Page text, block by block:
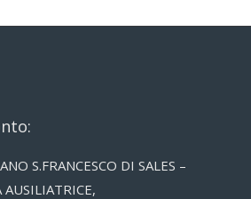
S.FRANCESCO DI SALES –
AUSILIATRICE,